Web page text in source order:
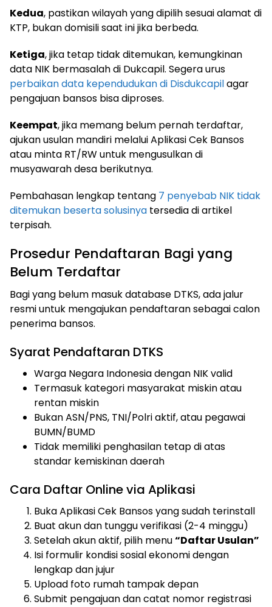
Kedua, pastikan wilayah yang dipilih sesuai alamat di
KTP, bukan domisili saat ini jika berbeda.
Ketiga, jika tetap tidak ditemukan, kemungkinan
data NIK bermasalah di Dukcapil. Segera urus
perbaikan data kependudukan di Disdukcapilagar
pengajuan bansos bisa diproses.
Keempat, jika memang belum pernah terdaftar,
ajukan usulan mandiri melalui Aplikasi Cek Bansos
atau minta RT/RW untuk mengusulkan di
musyawarah desa berikutnya.
Pembahasan lengkap tentang 7 penyebab NIK tidak
ditemukan beserta solusinya tersedia di artikel
terpisah.
Prosedur Pendaftaran Bagi yang
Belum Terdaftar
Bagi yang belum masuk database DTKS, ada jalur
resmi untuk mengajukan pendaftaran sebagai calon
penerima bansos.
Syarat Pendaftaran DTKS
Warga Negara Indonesia dengan NIK valid
Termasuk kategori masyarakat miskin atau
rentan miskin
Bukan ASN/PNS, TNI/Polri aktif, atau pegawai
BUMN/BUMD
Tidak memiliki penghasilan tetap di atas
standar kemiskinan daerah
Cara Daftar Online via Aplikasi
Buka Aplikasi Cek Bansos yang sudah terinstall
Buat akun dan tunggu verifikasi (2-4 minggu)
Setelah akun aktif, pilih menu“Daftar Usulan”
Isi formulir kondisi sosial ekonomi dengan
lengkap dan jujur
Upload foto rumah tampak depan
Submit pengajuan dan catat nomor registrasi